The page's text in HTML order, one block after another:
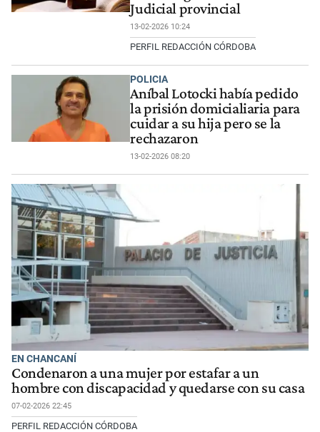
Judicial provincial
13-02-2026 10:24
PERFIL REDACCIÓN CÓRDOBA
POLICIA
Aníbal Lotocki había pedido
la prisión domicialiaria para
cuidar a su hija pero se la
rechazaron
13-02-2026 08:20
EN CHANCANÍ
Condenaron a una mujer por estafar a un
hombre con discapacidad y quedarse con su casa
07-02-2026 22:45
PERFIL REDACCIÓN CÓRDOBA